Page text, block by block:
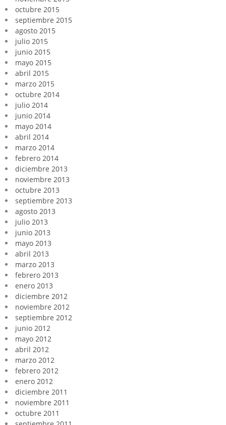
octubre 2015
septiembre 2015
agosto 2015
julio 2015
junio 2015
mayo 2015
abril 2015
marzo 2015
octubre 2014
julio 2014
junio 2014
mayo 2014
abril 2014
marzo 2014
febrero 2014
diciembre 2013
noviembre 2013
octubre 2013
septiembre 2013
agosto 2013
julio 2013
junio 2013
mayo 2013
abril 2013
marzo 2013
febrero 2013
enero 2013
diciembre 2012
noviembre 2012
septiembre 2012
junio 2012
mayo 2012
abril 2012
marzo 2012
febrero 2012
enero 2012
diciembre 2011
noviembre 2011
octubre 2011